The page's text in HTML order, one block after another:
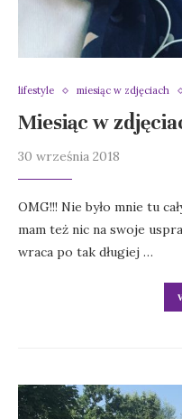
lifestyle miesiąc w zdjęciach
Miesiąc w
30 września 2018
OMG!!! Nie było mnie tu
mam też nic na swoje
wraca po tak długiej …